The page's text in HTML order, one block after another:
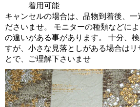
着用可能
キャンセルの場合は、品物到着後、一
ださいませ。 モニターの種類などに
の違いがある事があります。 十分、
すが、小さな見落としがある場合はリ
とで、ご理解下さいませ